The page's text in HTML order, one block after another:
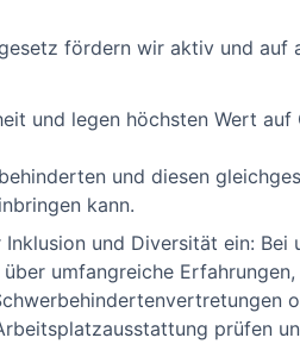
fördern wir aktiv und auf
und legen höchsten Wert auf
und diesen
kann.
und Diversität ein: Bei
umfangreiche
prüfen